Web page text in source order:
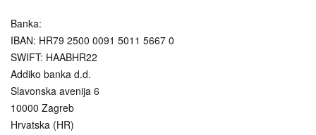
Banka:
IBAN: HR79 2500 0091 5011 5667 0
SWIFT: HAABHR22
Addiko banka d.d.
Slavonska avenija 6
10000 Zagreb
Hrvatska (HR)